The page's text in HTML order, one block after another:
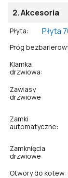
2.Akcesoria
Płyta: Płyta
Próg
Klamka
drzwiowa:
Zawiasy
drzwiowe:
Zamki
automatyczne:
Zamknięcia
drzwiowe:
Otwory do kotew: